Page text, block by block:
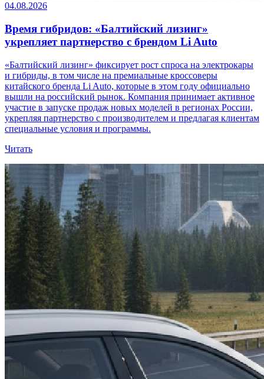
04.08.2026
Время гибридов: «Балтийский лизинг»
укрепляет партнерство с брендом Li Auto
«Балтийский лизинг» фиксирует рост спроса на электрокары
и гибриды, в том числе на премиальные кроссоверы
китайского бренда Li Auto, которые в этом году официально
вышли на российский рынок. Компания принимает активное
участие в запуске продаж новых моделей в регионах России,
укрепляя партнерство с производителем и предлагая клиентам
специальные условия и программы.
Читать